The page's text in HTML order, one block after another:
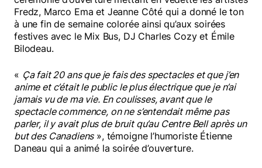
Fredz, Marco Ema et Jeanne Côté qui a donné le ton
à une fin de semaine colorée ainsi qu’aux soirées
festives avec le Mix Bus, DJ Charles Cozy et Émile
Bilodeau.
« Ça fait 20 ans que je fais des spectacles et que j’en
anime et c’était le public le plus électrique que je n’ai
jamais vu de ma vie. En coulisses, avant que le
spectacle commence, on ne s’entendait même pas
parler, il y avait plus de bruit qu’au Centre Bell après un
but des Canadiens», témoigne l’humoriste Étienne
Daneau qui a animé la soirée d’ouverture.